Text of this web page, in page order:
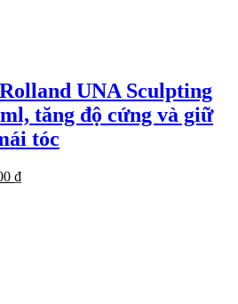
UNA Sculpting
tăng độ cứng và giữ
tóc
₫Giá